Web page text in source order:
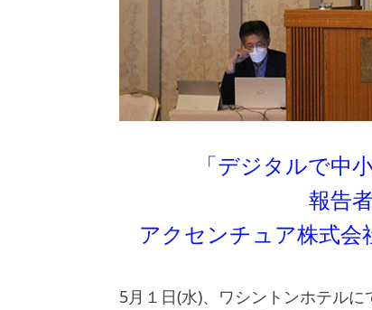
「デジタルで中
報告
アクセンチュア株式
5月１日(水)、ワシントンホテル